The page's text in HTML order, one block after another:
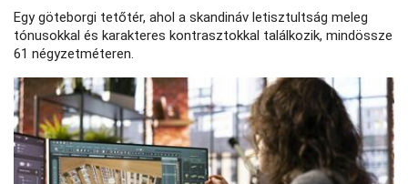
Egy göteborgi tetőtér, ahol a skandináv letisztultság meleg
tónusokkal és karakteres kontrasztokkal találkozik, mindössze
61 négyzetméteren.